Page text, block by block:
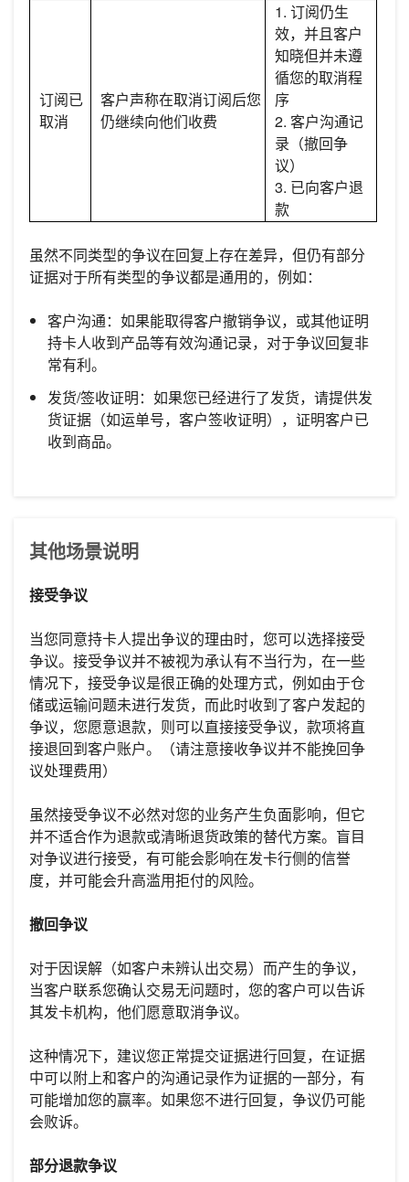
订阅已
取消
客户声称在取消订阅后您
仍继续向他们收费
1. 订阅仍生
效，并且客户
知晓但并未遵
循您的取消程
序
2. 客户沟通记
录（撤回争
议）
3. 已向客户退
款
虽然不同类型的争议在回复上存在差异，但仍有部分
证据对于所有类型的争议都是通用的，例如：
客户沟通：如果能取得客户撤销争议，或其他证明
持卡人收到产品等有效沟通记录，对于争议回复非
常有利。
发货/签收证明：如果您已经进行了发货，请提供发
货证据（如运单号，客户签收证明），证明客户已
收到商品。
其他场景说明
接受争议
当您同意持卡人提出争议的理由时，您可以选择接受
争议。接受争议并不被视为承认有不当行为，在一些
情况下，接受争议是很正确的处理方式，例如由于仓
储或运输问题未进行发货，而此时收到了客户发起的
争议，您愿意退款，则可以直接接受争议，款项将直
接退回到客户账户。（请注意接收争议并不能挽回争
议处理费用）
虽然接受争议不必然对您的业务产生负面影响，但它
并不适合作为退款或清晰退货政策的替代方案。盲目
对争议进行接受，有可能会影响在发卡行侧的信誉
度，并可能会升高滥用拒付的风险。
撤回争议
对于因误解（如客户未辨认出交易）而产生的争议，
当客户联系您确认交易无问题时，您的客户可以告诉
其发卡机构，他们愿意取消争议。
这种情况下，建议您正常提交证据进行回复，在证据
中可以附上和客户的沟通记录作为证据的一部分，有
可能增加您的赢率。如果您不进行回复，争议仍可能
会败诉。
部分退款争议